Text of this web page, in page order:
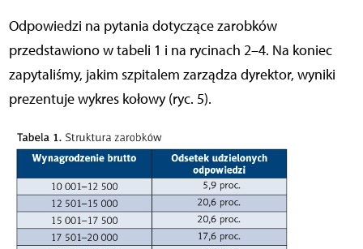
Odpowiedzi na pytania dotyczące zarobków
przedstawiono w tabeli 1 i na rycinach 2–4. Na koniec
zapytaliśmy, jakim szpitalem zarządza dyrektor, wyniki
prezentuje wykres kołowy (ryc. 5).